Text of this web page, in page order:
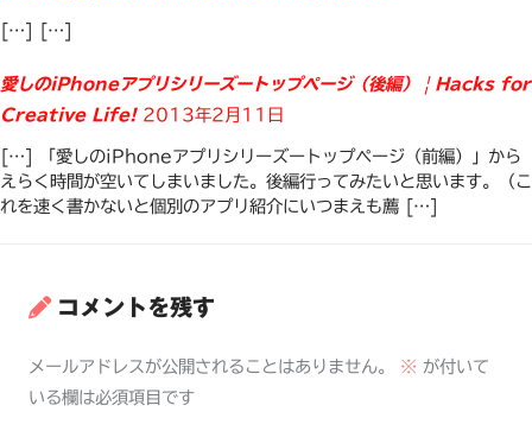
[…] […]
愛しのiPhoneアプリシリーズートップページ（後編） | Hacks for
Creative Life! 2013年2月11日
[…] 「愛しのiPhoneアプリシリーズートップページ（前編）」から
えらく時間が空いてしまいました。後編行ってみたいと思います。（こ
れを速く書かないと個別のアプリ紹介にいつまえも薦 […]
コメントを残す
メールアドレスが公開されることはありません。 ※ が付いて
いる欄は必須項目です